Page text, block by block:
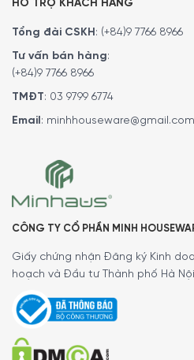
Tefal MQ80E838 được trang bị
tác.
An toàn với máy rửa bát
HỖ TRỢ KHÁCH HÀNG
Tổng đài CSKH : (+84)9 7766 8966
Tư vấn bán hàng:
(+84)9 7766 8966
TMĐT: 03 9799 6774
Email : minhhouseware@gmail.com
CÔNG TY CỔ PHẦN MINH
Giấy chứng nhận Đăng ký Kinh
hoạch và Đầu tư Thành phố Hà